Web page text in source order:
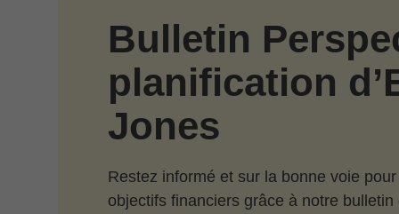
Bulletin
planification
Jones
Restez informé et sur la bonne voie
objectifs financiers grâce à notre